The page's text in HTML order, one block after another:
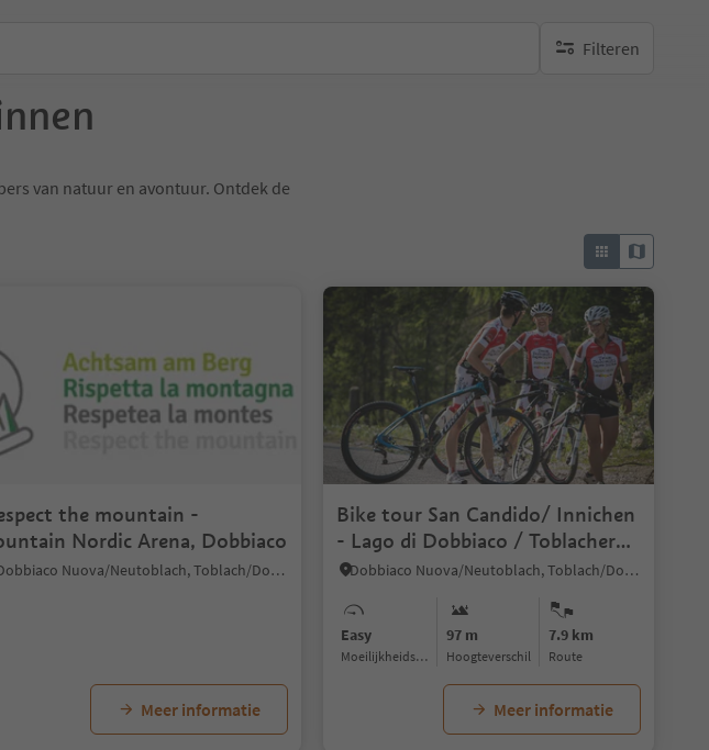
Filteren
geen actieve filters
van natuur en avontuur. Ontdek de
the mountain -
Nordic Arena, Dobbiaco
Dobbiaco Nuova/Neutoblach, Toblach/Dobbiaco, Dolomites Region 3 Zinnen
Meer informatie
Bike tour San Candido/ Innichen
- Lago di Dobbiaco / Toblacher
See lake
Dobbiaco Nuova/Neutoblach, Toblach/Dobbiaco, Dolomites Region 3 Zinnen
Easy
Moeilijkheidsgraad
97 m
Hoogteverschil
7.9 km
Route
Meer informatie